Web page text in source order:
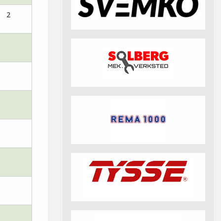
2026 Aktuell info m.m.
Resultat og statistikk
Linkar
Retningslinjer på trening
Fotosamtykke
Nyheitsarkiv
2